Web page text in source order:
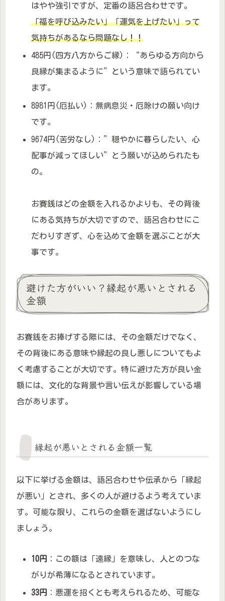
はやや強引ですが、定番の語呂合わせです。
「福を呼び込みたい」「運気を上げたい」って
気持ちがあるなら問題なし！！
485円(四方八方からご縁)：“あらゆる方向から
良縁が集まるように”という意味で語られてい
ます。
8981円(厄払い)：無病息災・厄除けの願い向け
です。
9674円(苦労なし)：”穏やかに暮らしたい、心
配事が減ってほしい”とう願いが込められたも
の。
お賽銭はどの金額を入れるかよりも、その背後
にある気持ちが大切ですので、語呂合わせにこ
だわりすぎず、心を込めて金額を選ぶことが大
事です。
避けた方がいい？縁起が悪いとされる
金額
お賽銭をお捧げする際には、その金額だけでなく、
その背後にある意味や縁起の良し悪しについてもよ
く考慮することが大切です。特に避けた方が良い金
額には、文化的な背景や言い伝えが影響している場
合があります。
縁起が悪いとされる金額一覧
以下に挙げる金額は、語呂合わせや伝承から「縁起
が悪い」とされ、多くの人が避けるよう考えていま
す。可能な限り、これらの金額を選ばないようにし
ましょう。
10円
：この額は「遠縁」を意味し、人とのつな
がりが希薄になるとされています。
33円
：悪運を招くとも考えられるため、可能な